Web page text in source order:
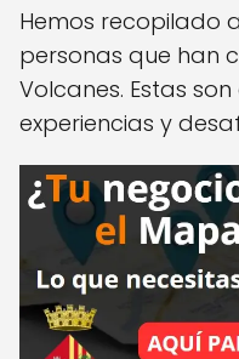
Hemos recopilado
personas que han
Volcanes. Estas
experiencias y